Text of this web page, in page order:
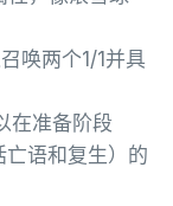
唤两个1/1并具
在准备阶段
语和复生）的